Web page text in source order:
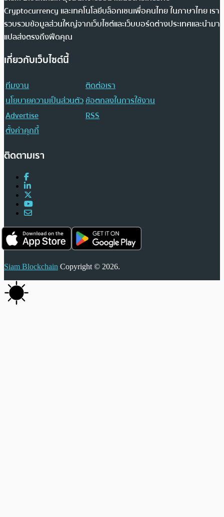
Cryptocurrency และเทคโนโลยีบล็อกเชนเพื่อคนไทย ในภาษาไทย เรา
รวบรวมข้อมูลส่วนใหญ่จากเว็บไซต์และเว็บบอร์ดต่างประเทศและนำมา
แปลส่งตรงถึงฟีดคุณ
เกี่ยวกับเว็บไซต์นี้
ทีมงาน
ติดต่อเรา
นโยบายความเป็นส่วนตัวข้อตกลงในการใช้งาน
Advertise
RSS
ตั้งค่าคุกกี้
ติดตามเรา
Siam Blockchain Copyright © 2026.